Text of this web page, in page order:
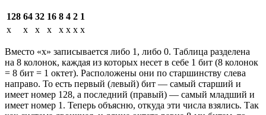
128 64 32 16 8 4 2 1
x
x x x x x x x
Вместо «x» записывается либо 1, либо 0. Таблица разделена
на 8 колонок, каждая из которых несет в себе 1 бит (8 колонок
= 8 бит = 1 октет). Расположены они по старшинству слева
направо. То есть первый (левый) бит — самый старший и
имеет номер 128, а последний (правый) — самый младший и
имеет номер 1. Теперь объясню, откуда эти числа взялись. Так